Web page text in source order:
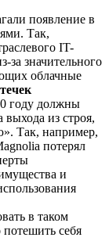
появление в
Так,
IT-
за значительного
облачные
году должны
из строя,
Так, например,
потерял
и
в таком
себя